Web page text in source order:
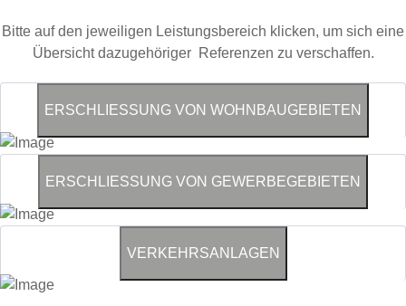
Bitte auf den jeweiligen Leistungsbereich klicken, um sich eine
Übersicht dazugehöriger Referenzen zu verschaffen.
ERSCHLIESSUNG VON WOHNBAUGEBIETEN
ERSCHLIESSUNG VON GEWERBEGEBIETEN
VERKEHRSANLAGEN